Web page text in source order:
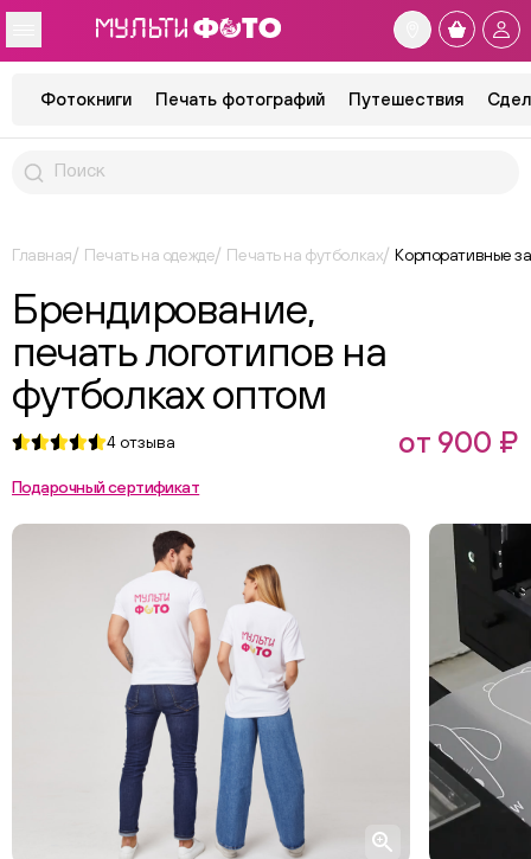
Фотокниги Печать фотографий Путешествия
Главная Печать на одежде Печать на футболках Корпоративные
Брендирование,
печать логотипов на
футболках оптом
4 отзыва от 900 ₽
Подарочный сертификат